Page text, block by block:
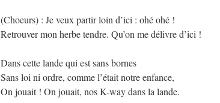
(Choeurs) : Je veux partir loin d’ici : ohé ohé !
Retrouver mon herbe tendre. Qu’on me délivre d’ici !
Dans cette lande qui est sans bornes
Sans loi ni ordre, comme l’était notre enfance,
On jouait ! On jouait, nos K-way dans la lande.